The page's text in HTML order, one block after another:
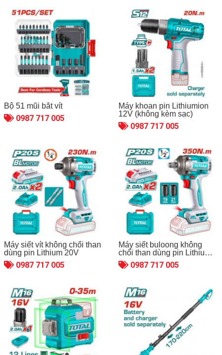
Bộ 51 mũi bắt vít
0987 717 005
Máy khoan pin Lithiumion
12V (không kèm sạc)
0987 717 005
Máy siết vít không chổi than
dùng pin Lithium 20V
0987 717 005
Máy siết buloong không
chổi than dùng pin Lithium
20V0987 717 005